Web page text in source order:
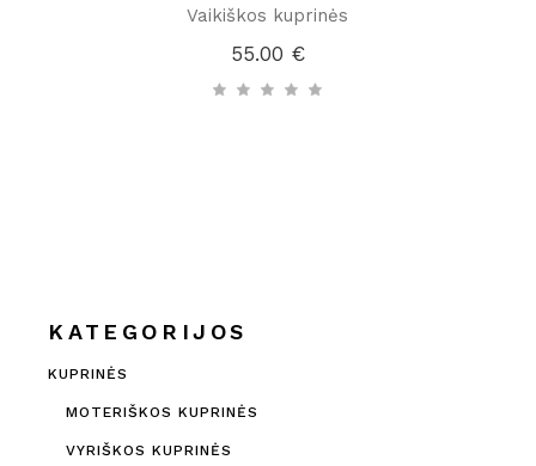
Vaikiškos kuprinės
55.00 €
KATEGORIJOS
KUPRINĖS
MOTERIŠKOS KUPRINĖS
VYRIŠKOS KUPRINĖS